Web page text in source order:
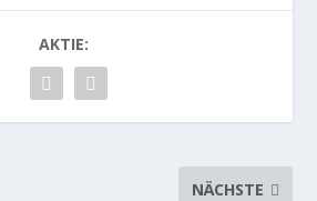
AKTIE:
NÄCHSTE